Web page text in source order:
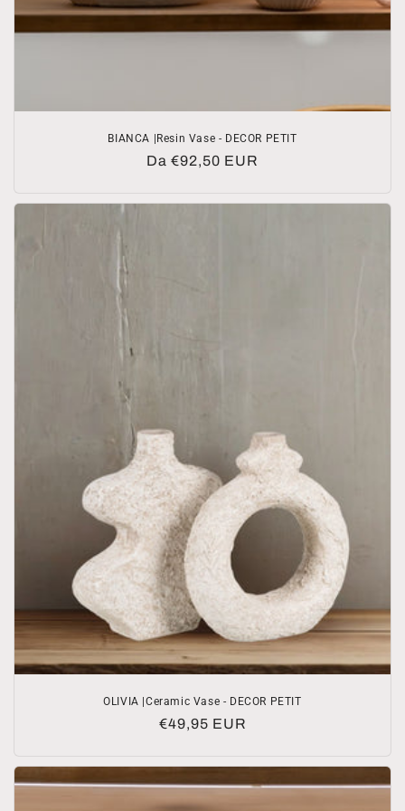
BIANCA |Resin Vase - DECOR PETIT
Prezzo
listino
Da €92,50 EUR
OLIVIA |Ceramic Vase - DECOR PETIT
Prezzo
listino
€49,95 EUR